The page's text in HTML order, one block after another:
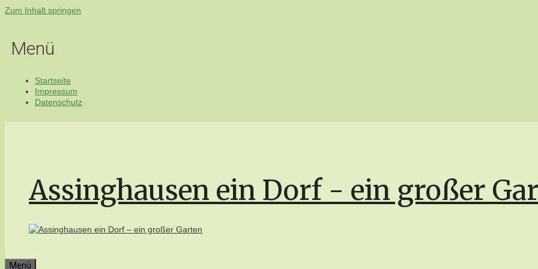
Zum Inhalt springen
Menü
Startseite
Impressum
Datenschutz
Assinghausen ein Dorf - ein großer
Menü